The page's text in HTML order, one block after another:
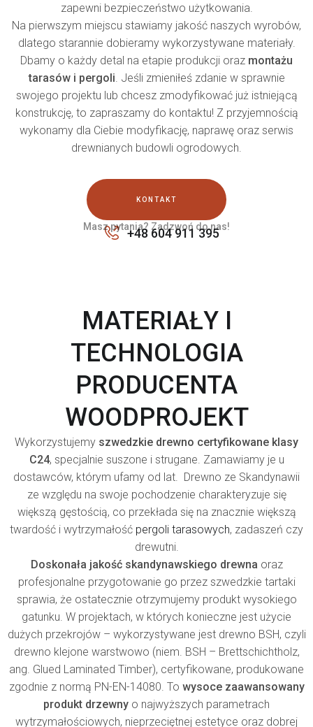
zapewni bezpieczeństwo użytkowania.
Na pierwszym miejscu stawiamy jakość naszych wyrobów,
dlatego starannie dobieramy wykorzystywane materiały.
Dbamy o każdy detal na etapie produkcji oraz montażu
tarasów i pergoli . Jeśli zmieniłeś zdanie w sprawnie
swojego projektu lub chcesz zmodyfikować już istniejącą
konstrukcję, to zapraszamy do kontaktu! Z przyjemnością
wykonamy dla Ciebie modyfikację, naprawę oraz serwis
drewnianych budowli ogrodowych.
KONTAKT
Masz pytania? Zadzwoń do nas!
+48 604 911 395
MATERIAŁY I
TECHNOLOGIA
PRODUCENTA
WOODPROJEKT
Wykorzystujemy szwedzkie drewno certyfikowane klasy
C24, specjalnie suszone i strugane. Zamawiamy je u
dostawców, którym ufamy od lat. Drewno ze Skandynawii
ze względu na swoje pochodzenie charakteryzuje się
większą gęstością, co przekłada się na znacznie większą
twardość i wytrzymałość pergoli tarasowych, zadaszeń czy
drewutni.
Doskonała jakość skandynawskiego drewna oraz
profesjonalne przygotowanie go przez szwedzkie tartaki
sprawia, że ostatecznie otrzymujemy produkt wysokiego
gatunku. W projektach, w których konieczne jest użycie
dużych przekrojów – wykorzystywane jest drewno BSH, czyli
drewno klejone warstwowo (niem. BSH – Brettschichtholz,
ang. Glued Laminated Timber), certyfikowane, produkowane
zgodnie z normą PN-EN-14080. To wysoce zaawansowany
produkt drzewny o najwyższych parametrach
wytrzymałościowych, nieprzeciętnej estetyce oraz dobrej